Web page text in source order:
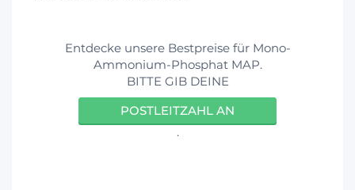
Entdecke unsere Bestpreise für Mono-
Ammonium-Phosphat MAP.
BITTE GIB DEINE
POSTLEITZAHL AN
.